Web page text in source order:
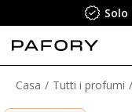
Casa Tutti i profumi